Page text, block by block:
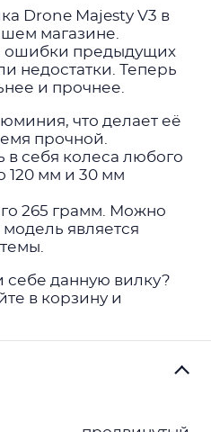
Drone Majesty V3 в
магазине.
ошибки предыдущих
недостатки. Теперь
и прочнее.
что делает её
прочной.
в себя колеса любого
120 мм и 30 мм
265 грамм. Можно
модель является
данную вилку?
в корзину и